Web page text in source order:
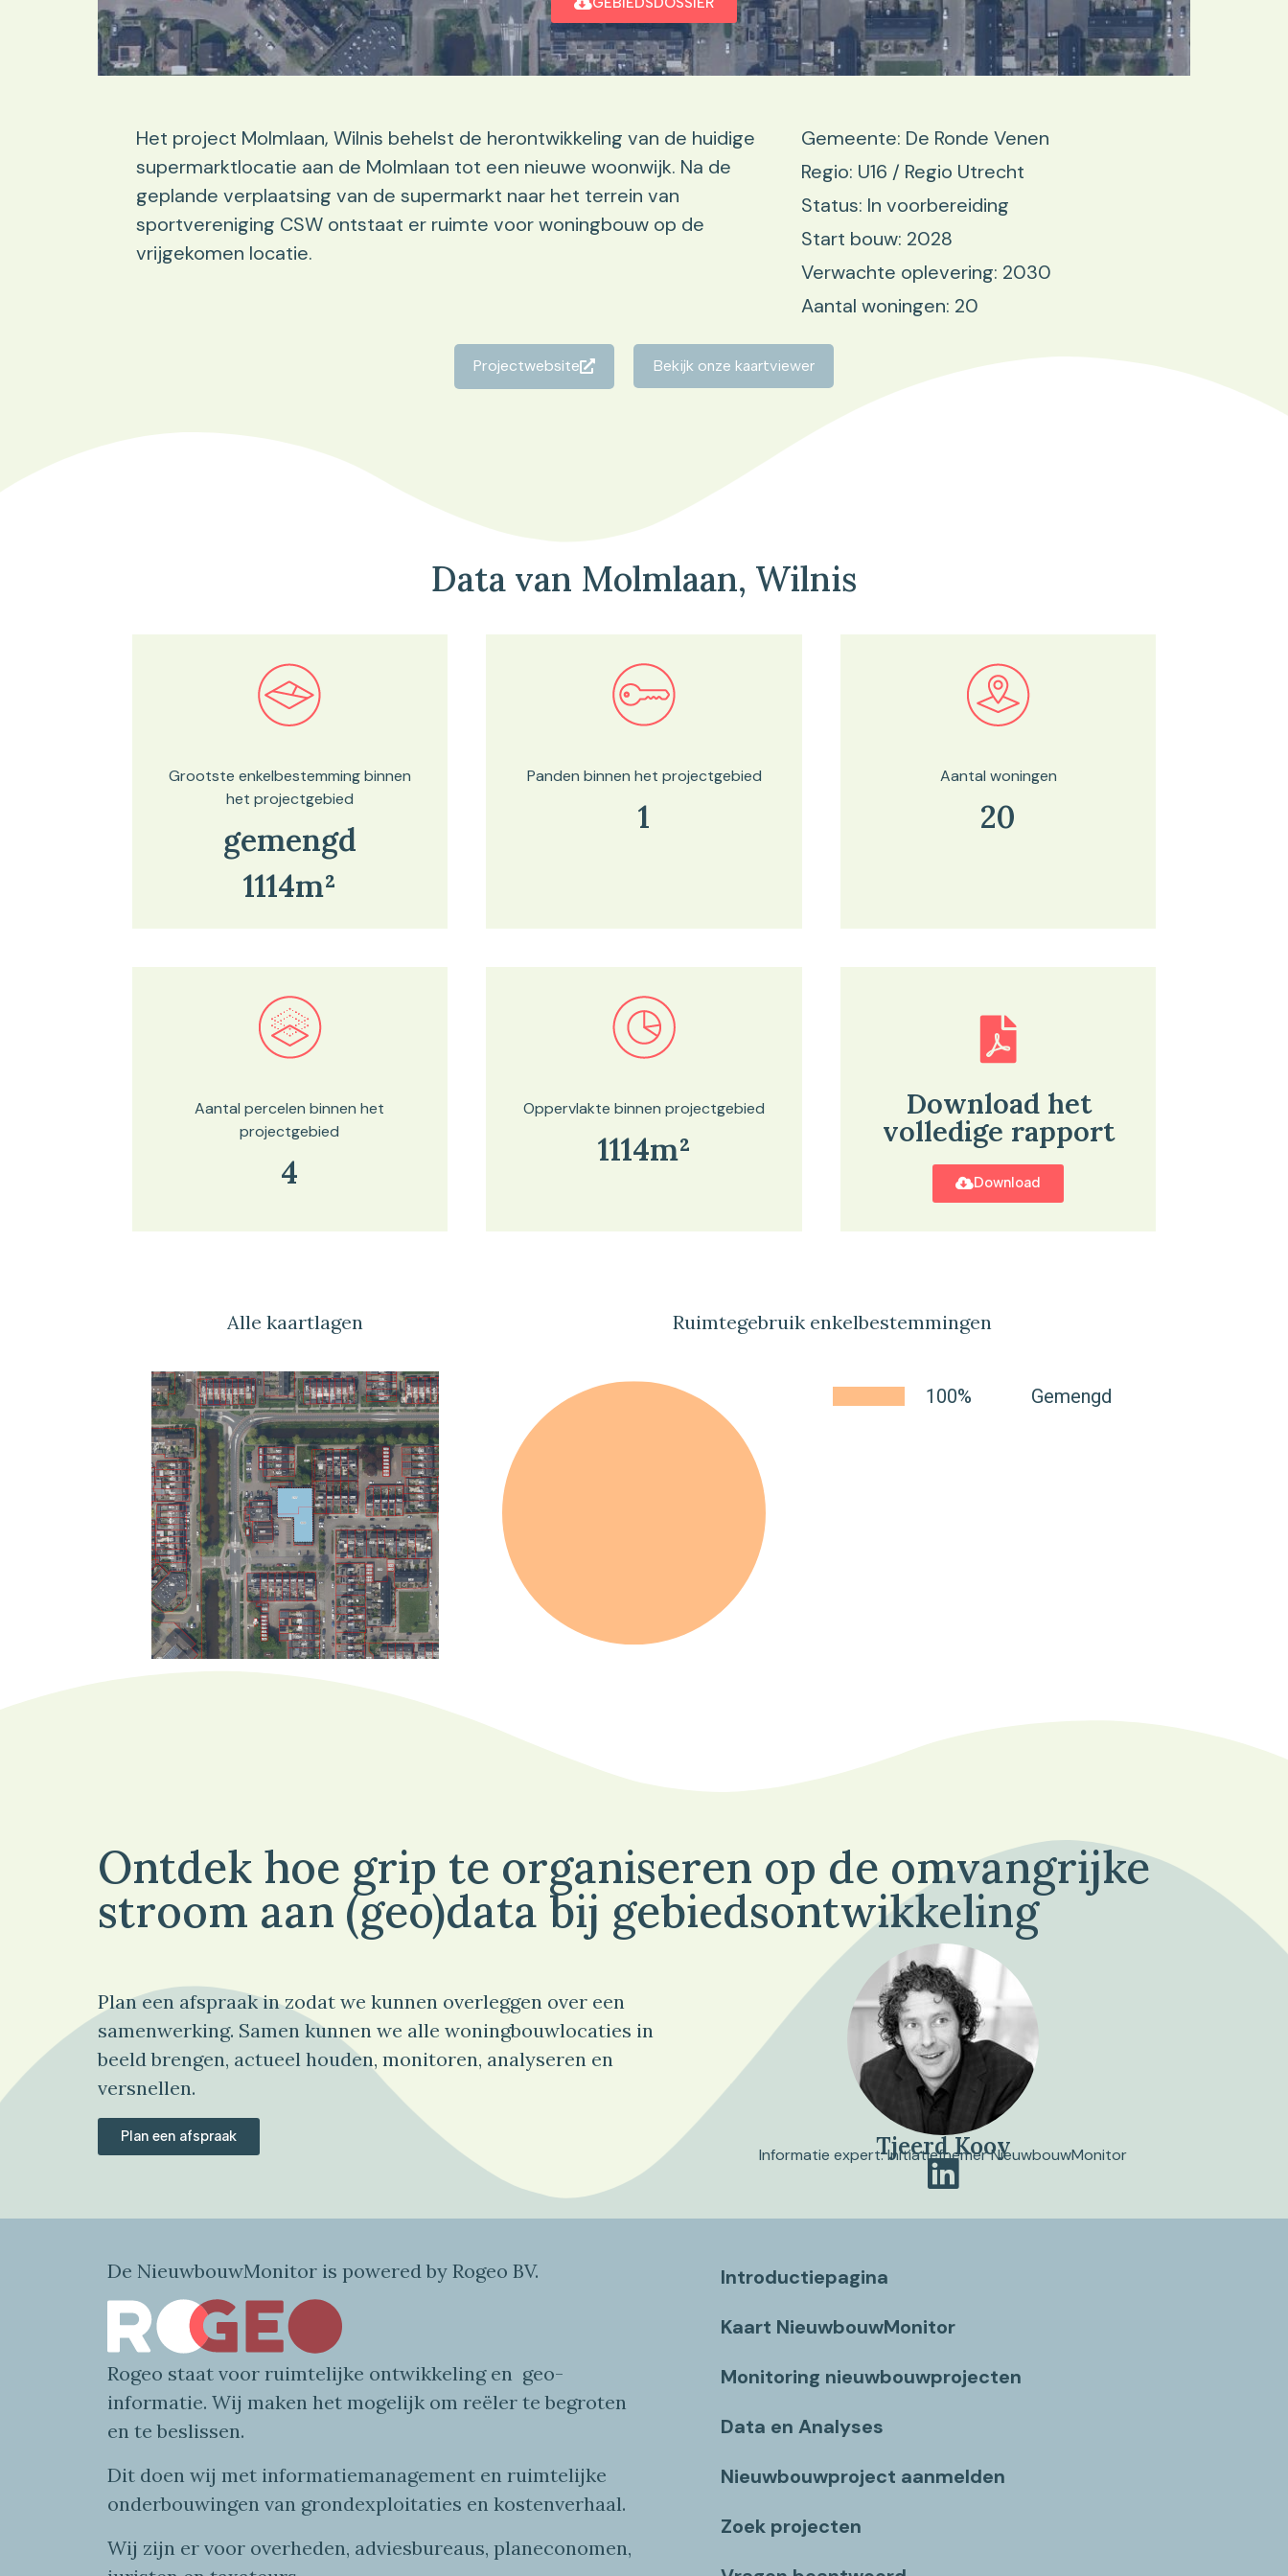
Het project Molmlaan, Wilnis behelst de herontwikkeling van de huidige
supermarktlocatie aan de Molmlaan tot een nieuwe woonwijk. Na de
geplande verplaatsing van de supermarkt naar het terrein van
sportvereniging CSW ontstaat er ruimte voor woningbouw op de
vrijgekomen locatie.
Gemeente: De Ronde Venen
Regio: U16 / Regio Utrecht
Status: In voorbereiding
Start bouw: 2028
Verwachte oplevering: 2030
Aantal woningen: 20
Projectwebsite Bekijk onze kaartviewer
Data van Molmlaan, Wilnis
Bekijk in onze kaartviewer
Grootste enkelbestemming binnen
het projectgebied
gemengd
1114m²
Bekijk in onze kaartviewer
Panden binnen het projectgebied
1
Bekijk in onze kaartviewer
Aantal woningen
20
Bekijk in onze kaartviewer
Aantal percelen binnen het
projectgebied
4
Bekijk in onze kaartviewer
Oppervlakte binnen projectgebied
1114m²
Download het
volledige rapport
Download
Alle kaartlagen Ruimtegebruik enkelbestemmingen
100% Gemengd
Ontdek hoe grip te organiseren op de omvangrijke
stroom aan (geo)data bij gebiedsontwikkeling
Plan een afspraak in zodat we kunnen overleggen over een
samenwerking. Samen kunnen we alle woningbouwlocaties in
beeld brengen, actueel houden, monitoren, analyseren en
versnellen.
Plan een afspraak Tjeerd Kooy
Informatie expert. Initiatiefnemer NieuwbouwMonitor
De NieuwbouwMonitor is powered by Rogeo BV.
Rogeo staat voor ruimtelijke ontwikkeling en geo-
informatie. Wij maken het mogelijk om reëler te begroten
en te beslissen.
Dit doen wij met informatiemanagement en ruimtelijke
onderbouwingen van grondexploitaties en kostenverhaal.
Wij zijn er voor overheden, adviesbureaus, planeconomen,
Introductiepagina
Kaart NieuwbouwMonitor
Monitoring nieuwbouwprojecten
Data en Analyses
Nieuwbouwproject aanmelden
Zoek projecten